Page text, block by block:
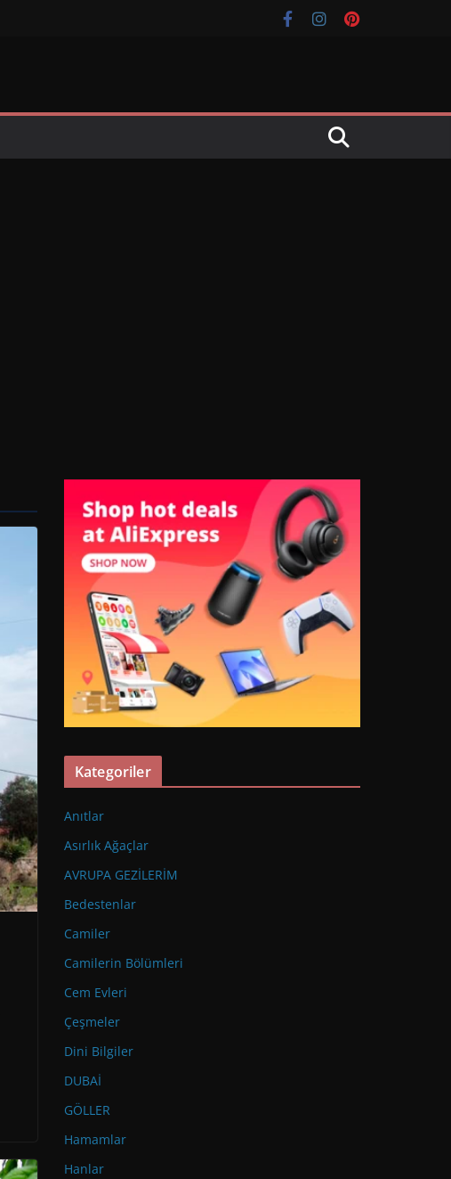
Kategoriler
Anıtlar
Asırlık Ağaçlar
AVRUPA GEZİLERİM
Bedestenlar
Camiler
Camilerin Bölümleri
Cem Evleri
Çeşmeler
Dini Bilgiler
DUBAİ
GÖLLER
Hamamlar
Hanlar